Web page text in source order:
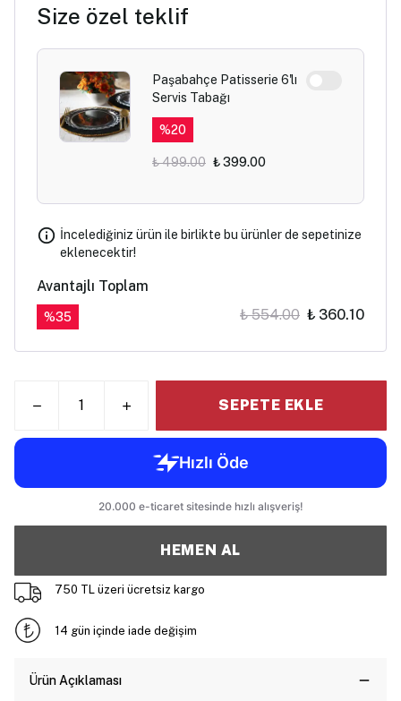
Size özel teklif
Paşabahçe Patisserie 6'lı
Servis Tabağı
%20
₺ 499.00 ₺ 399.00
İncelediğiniz ürün ile birlikte bu ürünler de sepetinize
eklenecektir!
Avantajlı Toplam
%35 ₺ 554.00 ₺ 360.10
SEPETE EKLE
HEMEN AL
750 TL üzeri ücretsiz kargo
14 gün içinde iade değişim
Ürün Açıklaması